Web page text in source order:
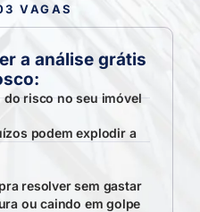
VAGAS
a análise grátis
risco no seu imóvel
podem explodir a
resolver sem gastar
ou caindo em golpe